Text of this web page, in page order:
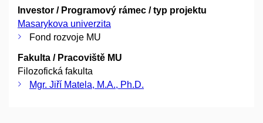
Investor / Programový rámec / typ projektu
Masarykova univerzita
Fond rozvoje MU
Fakulta / Pracoviště MU
Filozofická fakulta
Mgr. Jiří Matela, M.A., Ph.D.